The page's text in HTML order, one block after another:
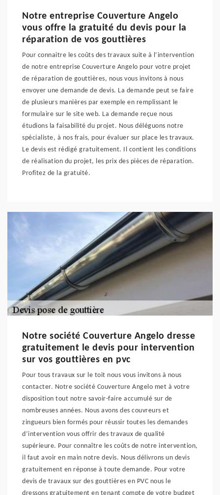
Notre entreprise Couverture Angelo
vous offre la gratuité du devis pour la
réparation de vos gouttières
Pour connaitre les coûts des travaux suite à l’intervention
de notre entreprise Couverture Angelo pour votre projet
de réparation de gouttières, nous vous invitons à nous
envoyer une demande de devis. La demande peut se faire
de plusieurs manières par exemple en remplissant le
formulaire sur le site web. La demande reçue nous
étudions la faisabilité du projet. Nous déléguons notre
spécialiste, à nos frais, pour évaluer sur place les travaux.
Le devis est rédigé gratuitement. Il contient les conditions
de réalisation du projet, les prix des pièces de réparation.
Profitez de la gratuité.
Notre société Couverture Angelo dresse
gratuitement le devis pour intervention
sur vos gouttières en pvc
Pour tous travaux sur le toit nous vous invitons à nous
contacter. Notre société Couverture Angelo met à votre
disposition tout notre savoir-faire accumulé sur de
nombreuses années. Nous avons des couvreurs et
zingueurs bien formés pour réussir toutes les demandes
d’intervention vous offrir des travaux de qualité
supérieure. Pour connaître les coûts de notre intervention,
il faut avoir en main notre devis. Nous délivrons un devis
gratuitement en réponse à toute demande. Pour votre
devis de travaux sur des gouttières en PVC nous le
dressons gratuitement en tenant compte de votre budget